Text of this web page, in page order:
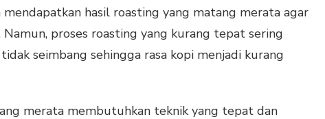
hasil roasting yang matang merata agar
proses roasting yang kurang tepat sering
seimbang sehingga rasa kopi menjadi kurang
merata membutuhkan teknik yang tepat dan